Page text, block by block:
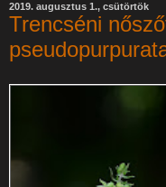
2019. augusztus 1., csütörtök
Trencséni